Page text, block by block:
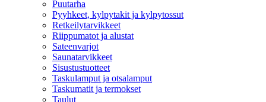
Puutarha
Pyyhkeet, kylpytakit ja kylpytossut
Retkeilytarvikkeet
Riippumatot ja alustat
Sateenvarjot
Saunatarvikkeet
Sisustustuotteet
Taskulamput ja otsalamput
Taskumatit ja termokset
Taulut